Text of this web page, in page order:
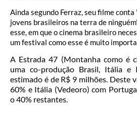
Ainda segundo Ferraz, seu filme conta
jovens brasileiros na terra de
esse, em que o cinema brasileiro
um festival como esse é muito
A Estrada 47 (Montanha como é
uma co-produção Brasil, Itália e
estimado é de R$ 9 milhões. Deste
60% e Itália (Vedeoro) com
o 40% restantes.